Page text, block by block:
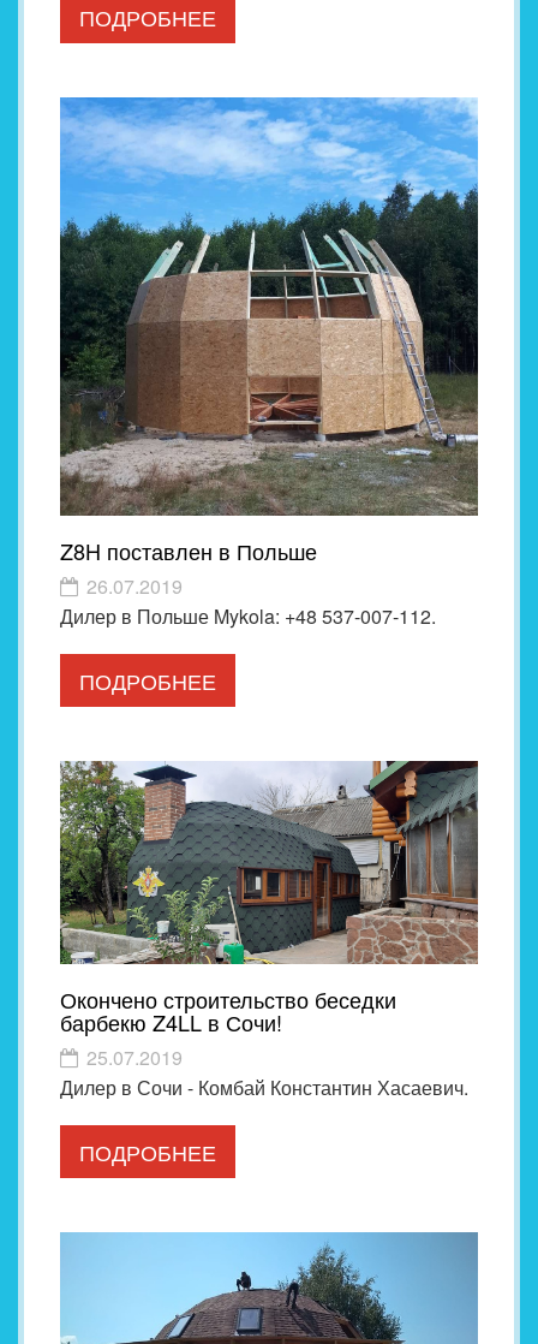
ПОДРОБНЕЕ
Z8H поставлен в Польше
26.07.2019
Дилер в Польше Mykola: +48 537-007-112.
ПОДРОБНЕЕ
Окончено строительство беседки
барбекю Z4LL в Сочи!
25.07.2019
Дилер в Сочи - Комбай Константин Хасаевич.
ПОДРОБНЕЕ